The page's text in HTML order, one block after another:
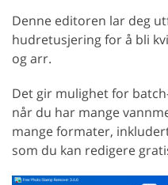
Denne editoren lar deg
hudretusjering for å bli
og arr.
Det gir mulighet for
når du har mange
mange formater,
som du kan redigere